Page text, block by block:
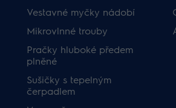
Vestavné myčky nádobí
Mikrovlnné trouby
Pračky hluboké předem
plněné
Sušičky s tepelným
čerpadlem